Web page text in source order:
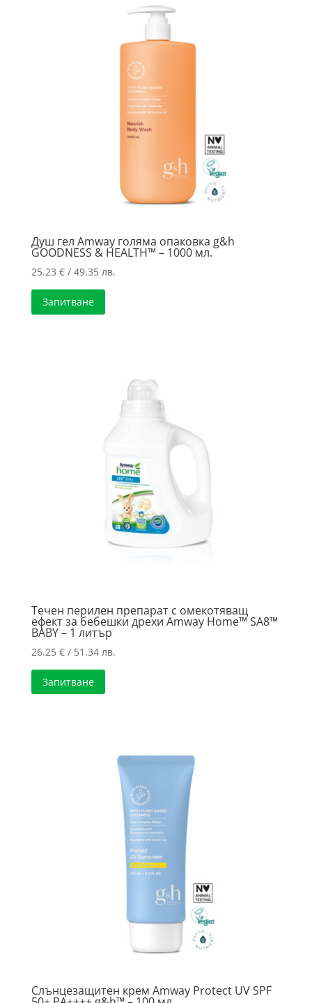
Душ гел Amway голяма опаковка g&h
GOODNESS & HEALTH™ – 1000 мл.
25.23 €/ 49.35 лв.
Запитване
Течен перилен препарат с омекотяващ
ефект за бебешки дрехи Amway Home™ SA8™
BABY – 1 литър
26.25 €/ 51.34 лв.
Запитване
Слънцезащитен крем Amway Protect UV SPF